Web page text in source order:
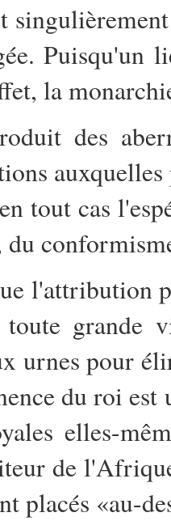
la
des
tout cas
l'attribution
grande
urnes pour
du roi est
elles-
de
placés «au-